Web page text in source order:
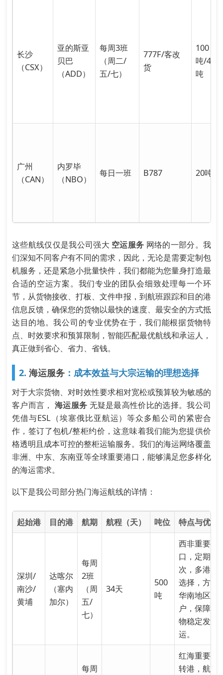
长沙
（CSX）
亚的斯亚
贝巴
（ADD）
每周3班
（周二/
五/七）
777F/客改
货
100
吨/45
吨
广州
（CAN）
内罗毕
（NBO）
每日一班 B787 20吨
这些航线仅仅是我公司强大 空运服务 网络的一部分。我
们深知不同客户有不同的需求，因此，无论是需要定制包
机服务，还是紧急小批量快件，我们都能为您量身打造最
合适的空运方案。我们专业的团队会细致处理每一个环
节，从货物接收、打板、文件申报，到航班跟踪和目的港
信息反馈，确保您的货物以最快的速度、最安全的方式抵
达目的地。我公司的专业优势在于，我们能根据货物特
点、时效要求和预算限制，智能匹配最优航线和承运人，
真正做到省心、省力、省钱。
2. 海运服务 ：成本效益与大宗运输的理想选择
对于大宗货物、对时效性要求相对宽松或预算较为敏感的
客户而言， 海运服务 无疑是最高性价比的选择。我公司
凭借与ESL（埃塞俄比亚航运）等众多船公司的紧密合
作，签订了包机/整柜约价，这意味着我们能为您提供价
格透明且成本可控的整柜运输服务。我们的海运网络覆盖
非洲、中东、东南亚等全球重要港口，能够满足您多样化
的海运需求。
以下是我公司部分热门海运航线的详情：
起始港 目的港 航期 航程（天） 吨位 特点与优势
深圳/
南沙/
黄埔
达喀尔
（塞内
加尔）
每周
2班
（周
五/
七）
34天
500
吨
西非重要港
口，定期班
次，多港口
选择，方便
华南地区客
户，保障货
物稳定发
运。
每周
红海重要中
转港，航程